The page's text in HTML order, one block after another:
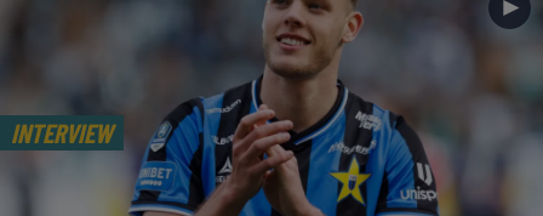
INTERVIEW
►